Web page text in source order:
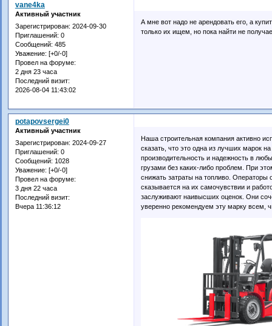
vane4ka
Активный участник
Зарегистрирован: 2024-09-30
Приглашений: 0
Сообщений: 485
Уважение: [+0/-0]
Провел на форуме:
2 дня 23 часа
Последний визит:
2026-08-04 11:43:02
А мне вот надо не арендовать его, а
только их ищем, но пока найти не
potapovsergei0
Активный участник
Зарегистрирован: 2024-09-27
Приглашений: 0
Сообщений: 1028
Уважение: [+0/-0]
Провел на форуме:
3 дня 22 часа
Последний визит:
Вчера 11:36:12
Наша строительная компания активно
сказать, что это одна из лучших марок
производительность и надежность в
грузами без каких-либо проблем. При
снижать затраты на топливо. Операторы
сказывается на их самочувствии и
заслуживают наивысших оценок. Они
уверенно рекомендуем эту марку всем,